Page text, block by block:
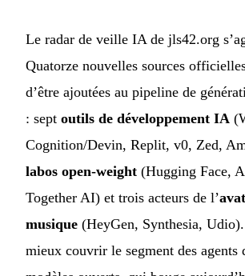
Le radar de veille IA de jls42.org
Quatorze nouvelles sources
d’être ajoutées au pipeline de
: sept outils de développement IA
Cognition/Devin, Replit, v0, Zed,
labos open-weight (Hugging Face,
Together AI) et trois acteurs de l’
musique (HeyGen, Synthesia,
mieux couvrir le segment des agents